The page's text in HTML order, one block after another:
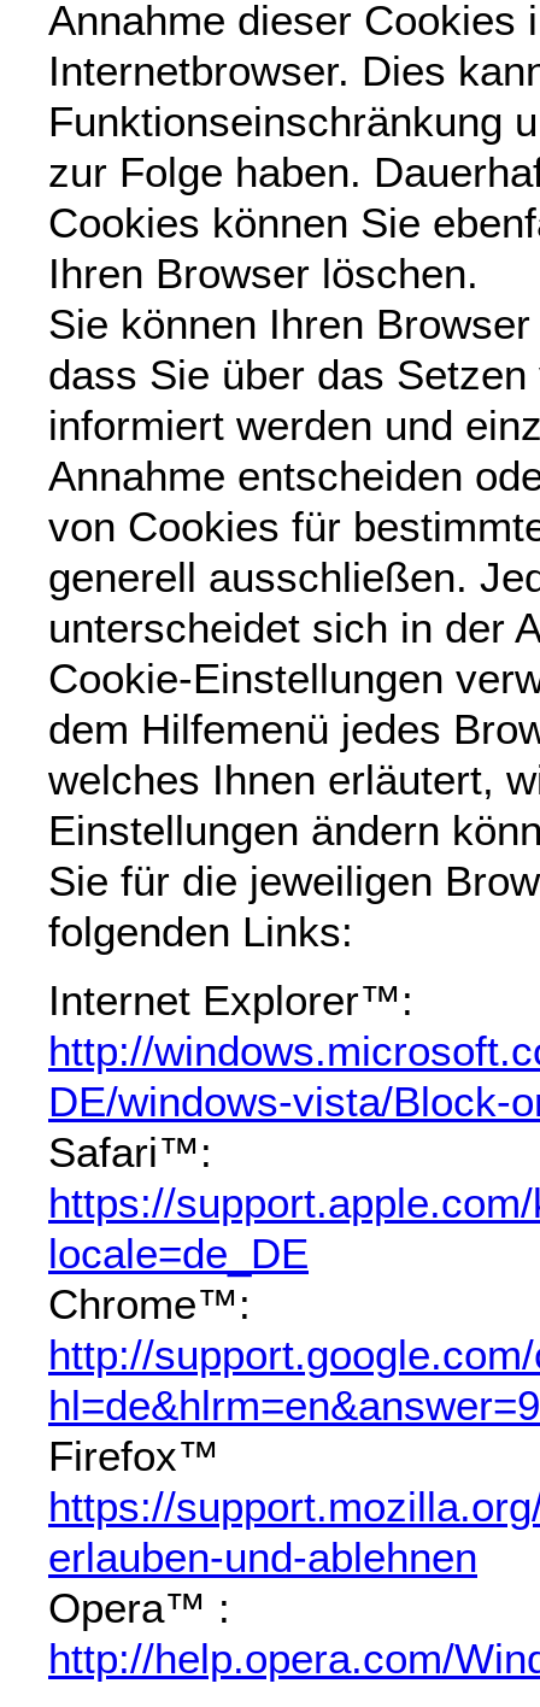
Annahme dieser Cookies
Internetbrowser. Dies
Funktionseinschränkung
zur Folge haben.
Cookies können Sie
Ihren Browser löschen.
Sie können Ihren
dass Sie über das
informiert werden und
Annahme entscheiden
von Cookies für
generell ausschließen.
unterscheidet sich in der
Cookie-Einstellungen
dem Hilfemenü jedes
welches Ihnen erläutert,
Einstellungen ändern
Sie für die jeweiligen
folgenden Links:
Internet Explorer™:
http://
DE/windows-vista/Block-
Safari™:
https://
locale=de_DE
Chrome™:
http://
Firefox™
https://
erlauben-und-ablehnen
Opera™ :
http://help.opera.com/